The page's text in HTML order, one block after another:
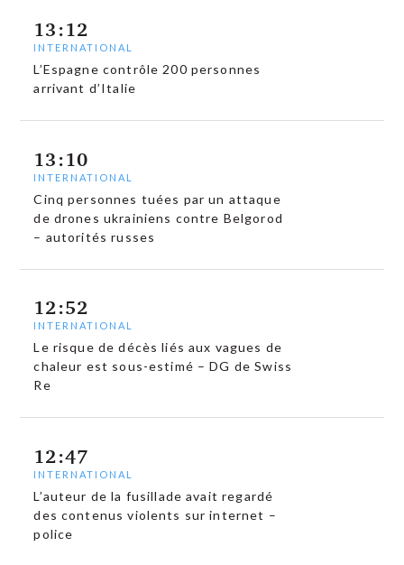
13:12
INTERNATIONAL
L’Espagne contrôle 200 personnes
arrivant d’Italie
13:10
INTERNATIONAL
Cinq personnes tuées par un attaque
de drones ukrainiens contre Belgorod
– autorités russes
12:52
INTERNATIONAL
Le risque de décès liés aux vagues de
chaleur est sous-estimé – DG de Swiss
Re
12:47
INTERNATIONAL
L’auteur de la fusillade avait regardé
des contenus violents sur internet –
police